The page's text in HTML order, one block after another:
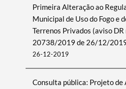
Categorias gerais
Filtros
Primeira Alteração ao
Municipal de Uso do Fogo e
Terrenos Privados (aviso DR
20738/2019 de 26/12/
26-12-2019
Consulta pública: Projeto de